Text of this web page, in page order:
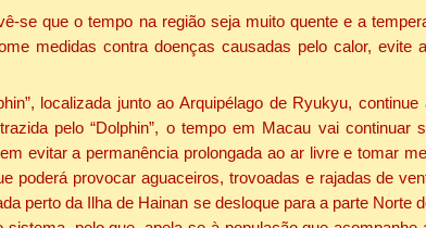
se que o tempo na região seja muito quente e a
medidas contra doenças causadas pelo calor,
localizada junto ao Arquipélago de Ryukyu,
pelo “Dolphin”, o tempo em Macau vai
evitar a permanência prolongada ao ar livre e tomar
poderá provocar aguaceiros, trovoadas e rajadas de
perto da Ilha de Hainan se desloque para a parte Norte